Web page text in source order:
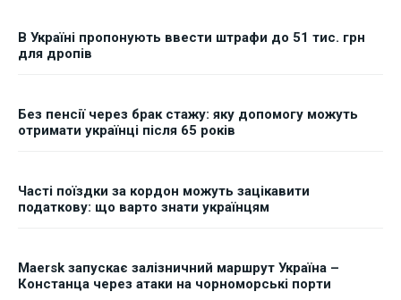
В Україні пропонують ввести штрафи до 51 тис. грн
для дропів
Без пенсії через брак стажу: яку допомогу можуть
отримати українці після 65 років
Часті поїздки за кордон можуть зацікавити
податкову: що варто знати українцям
Maersk запускає залізничний маршрут Україна –
Констанца через атаки на чорноморські порти